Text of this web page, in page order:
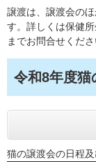
譲渡は、譲渡会の
す。詳しくは保健
までお問合せくださ
令和8年度猫
猫の譲渡会の日程